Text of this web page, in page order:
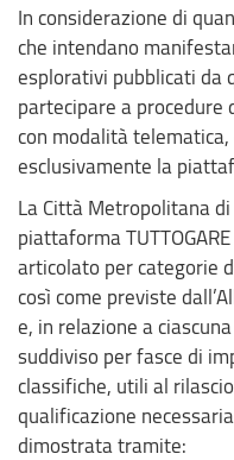
In considerazione di
che intendano
esplorativi pubblicati da
partecipare a
con modalità
esclusivamente la
La Città Metropolitana
piattaforma
articolato per categorie
così come previste
e, in relazione a
suddiviso per fasce di
classifiche, utili al
qualificazione
dimostrata tramite: